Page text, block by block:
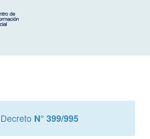
Decreto N° 399/995